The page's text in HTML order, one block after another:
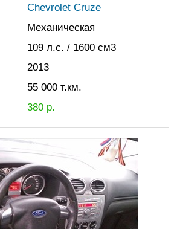
Chevrolet Cruze
Механическая
109 л.с. / 1600 см3
2013
55 000 т.км.
380р.